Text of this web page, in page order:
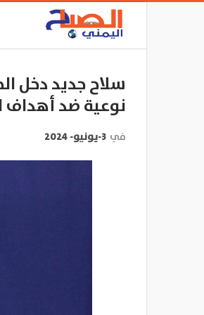
سلاح جديد دخل
نوعية ضد أهداف
في 3-يونيو- 2024